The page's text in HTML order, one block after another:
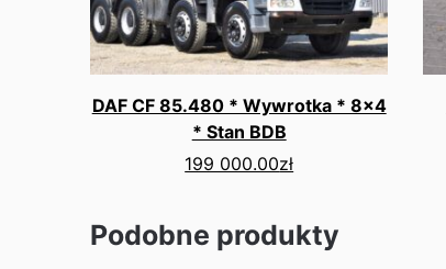
DAF CF 85.480 * Wywrotka * 8x4
* Stan BDB
199 000.00zł
Podobne produkty